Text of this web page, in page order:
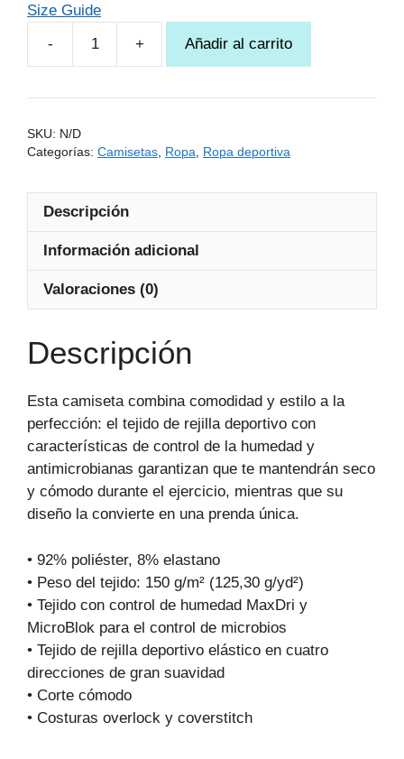
Size Guide
Camiseta
rayas
cantidad
Añadir al carrito
SKU: N/D
Categorías: Camisetas Ropa Ropa deportiva
Descripción
Información adicional
Valoraciones (0)
Descripción
Esta camiseta combina comodidad y estilo a la
perfección: el tejido de rejilla deportivo con
características de control de la humedad y
antimicrobianas garantizan que te mantendrán seco
y cómodo durante el ejercicio, mientras que su
diseño la convierte en una prenda única.
• 92% poliéster, 8% elastano
• Peso del tejido: 150 g/m² (125,30 g/yd²)
• Tejido con control de humedad MaxDri y
MicroBlok para el control de microbios
• Tejido de rejilla deportivo elástico en cuatro
direcciones de gran suavidad
• Corte cómodo
• Costuras overlock y coverstitch